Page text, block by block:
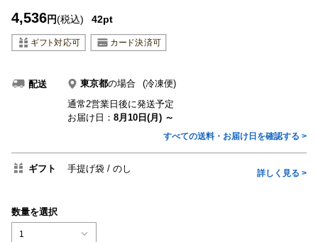
4,536円(税込) 42pt
配送 東京都の場合
(冷凍便)
通常2営業日後に発送予定
お届け日： 8月10日(月) ～
すべての送料・お届け日を確認する >
ギフト 手提げ袋 のし 詳しく見る >
数量を選択
1